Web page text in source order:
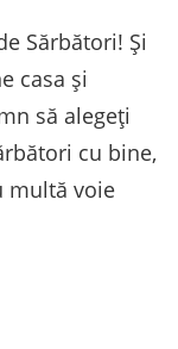
Sărbători! Și
casa și
să alegeți
cu bine,
multă voie